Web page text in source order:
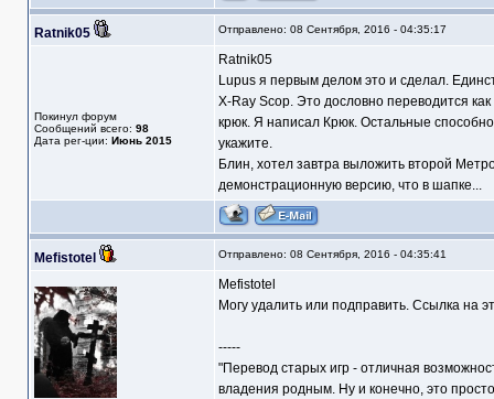
Ratnik05 Отправлено: 08 Сентября, 2016 - 04:35:17
Покинул форум
Сообщений всего: 98
Дата рег-ции: Июнь 2015
Ratnik05
Lupus я первым делом это и сделал.
X-Ray Scop. Это дословно переводится
крюк. Я написал Крюк. Остальные
укажите.
Блин, хотел завтра выложить второй
демонстрационную версию, что в шапке...
Mefistotel Отправлено: 08 Сентября, 2016 - 04:35:41
Mefistotel
Могу удалить или подправить. Ссылка на
-----
"Перевод старых игр - отличная
владения родным. Ну и конечно, это